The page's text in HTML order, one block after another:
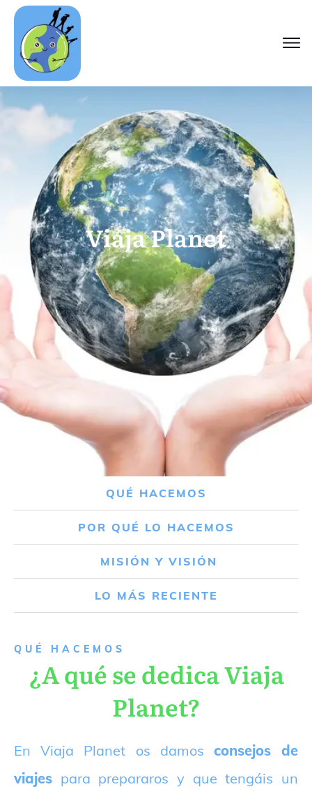
Viaja Planet
QUÉ HACEMOS
POR QUÉ LO HACEMOS
MISIÓN Y VISIÓN
LO MÁS RECIENTE
QUÉ HACEMOS
¿A qué se dedica Viaja
Planet?
En Viaja Planet os damos consejos de
viajes para prepararos y que tengáis un